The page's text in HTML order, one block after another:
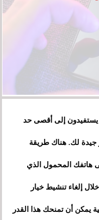
يستفيدون إلى أقصى حد
جيدة لك. هناك طريقة
هاتفك المحمول الذي
إلغاء تنشيط خيار
يمكن أن تمنحك هذا القدر